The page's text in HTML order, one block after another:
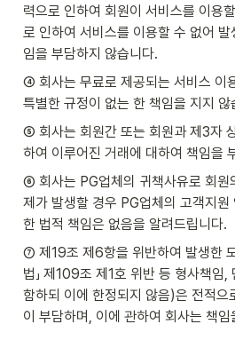
력으로 인하여 회원이 서비스를 이용
로 인하여 서비스를 이용할 수 없어
임을 부담하지 않습니다.
④ 회사는 무료로 제공되는 서비스 이
특별한 규정이 없는 한 책임을 지지 않
⑤ 회사는 회원간 또는 회원과 제3자
하여 이루어진 거래에 대하여 책임을
⑥ 회사는 PG업체의 귀책사유로 회원
제가 발생할 경우 PG업체의 고객지원
한 법적 책임은 없음을 알려드립니다.
⑦ 제19조 제6항을 위반하여 발생한
법」 제109조 제1호 위반 등 형사책임
함하되 이에 한정되지 않음)은 전적으
이 부담하며, 이에 관하여 회사는 책